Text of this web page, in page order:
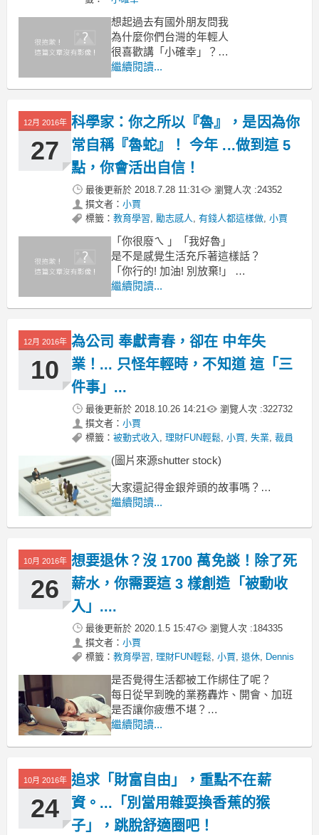
想起過去有國外朋友問我
為什麼你們台灣的年輕人
很喜歡講「小確幸」？
話題中總是：「今天去哪裡玩、哪家燒
「颱風能否多放一天假？」
繼續閱讀...
12月 2016年
27
科學家：你之所以『魯』，是因為你
常自稱『魯蛇』！ 今年 ...做到這 5
點，你會活出自信！
最後更新於 2018.7.28 11:31 瀏覽人次 :24352
撰文者： 小賈
標籤： 教育學習, 勵志感人, 有錢人都這樣做, 小賈
「你很廢ㄟ 」「我好魯」
是不是感覺生活充斥著這樣話？
「你行的! 加油! 別放棄!」
那今天是否說過類似這樣的話了呢?
這些日常生活中與自己對話的語言，
繼續閱讀...
12月 2016年
10
為公司 奉獻青春，卻在 中年失
業！... 只怪年輕時，不知道 這「三
件事」...
最後更新於 2018.10.26 14:21 瀏覽人次 :322732
撰文者： 小賈
標籤： 被動式收入 , 理財FUN輕鬆, 小賈, 失業, 裁員
(圖片來源shutter stock)
大家還記得金銀斧頭的故事嗎？
這次 ... 女神變聰明了
湖旁有東西兩座森林，各住著一位樵夫~
繼續閱讀...
10月 2016年
26
想要退休？沒 1700 萬免談！除了死
薪水，你需要這 3 樣創造「被動收
入」....
最後更新於 2020.1.5 15:47 瀏覽人次 :184335
撰文者： 小賈
標籤： 教育學習, 理財FUN輕鬆, 小賈, 退休, Dennis
是否覺得生活都被工作綁住了呢？
每日從早到晚的業務轟炸、開會、加班
是否讓你疲憊不堪？
辛勤工作的目的，
期
繼續閱讀...
10月 2016年
24
追求「財富自由」，重點不在薪
資。...「別當用雜耍換香蕉的猴
子」，跳脫舒適圈吧！